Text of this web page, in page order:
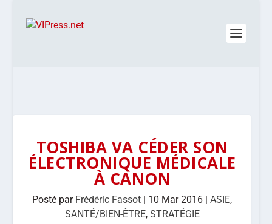
TOSHIBA VA CÉDER SON
ÉLECTRONIQUE MÉDICALE
À CANON
Posté par Frédéric Fassot | 10 Mar 2016 |ASIE,
SANTÉ/BIEN-ÊTRE, STRATÉGIE